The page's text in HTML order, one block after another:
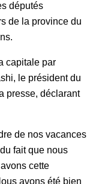
députés
de la province du
capitale par
le président du
presse, déclarant
de nos vacances
fait que nous
cette
avons été bien